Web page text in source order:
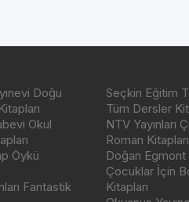
Doğu
Okul
Öykü
Fantastik
Seçkin Eğitim
Tüm Dersler
NTV Yayınları
Roman Kitapları
Doğan Egmont
Çocuklar İçin
Kitapları